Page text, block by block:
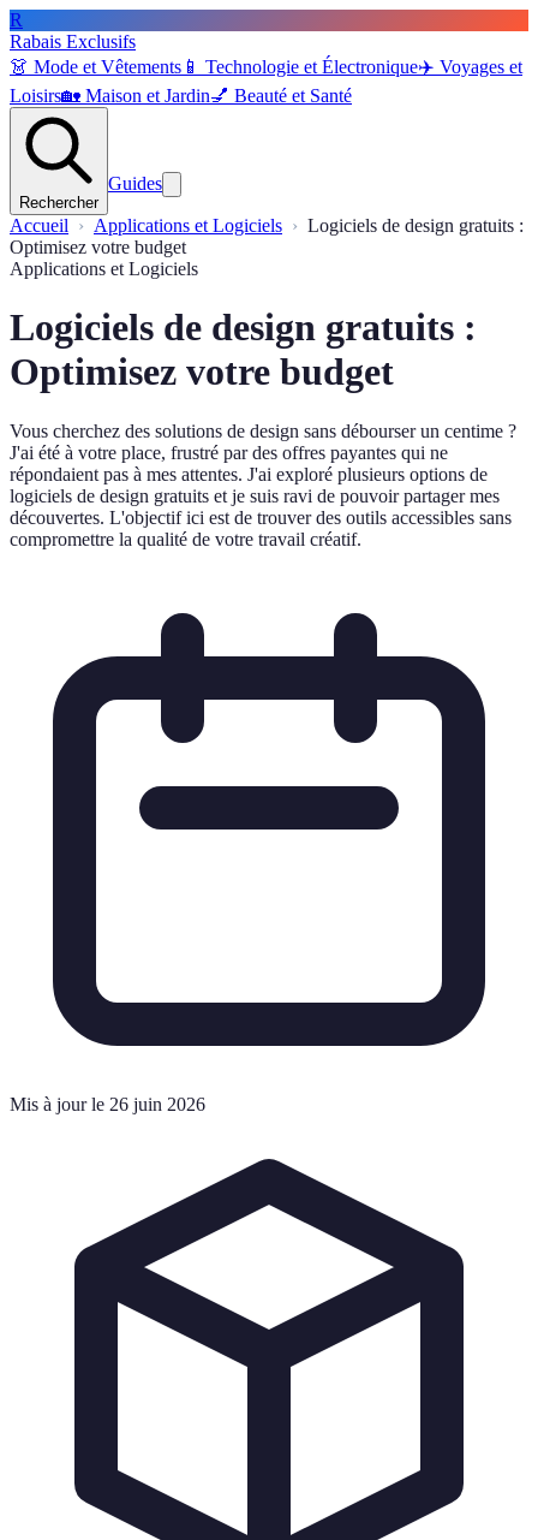
R
Rabais Exclusifs
👗 Mode et Vêtements 📱 Technologie et Électronique✈️ Voyages et
Loisirs🏡 Maison et Jardin💅 Beauté et Santé
Rechercher
Guides
Accueil Applications et Logiciels
Logiciels de design gratuits :
Optimisez votre budget
Applications et Logiciels
Logiciels de design gratuits :
Optimisez votre budget
Vous cherchez des solutions de design sans débourser un centime ?
J'ai été à votre place, frustré par des offres payantes qui ne
répondaient pas à mes attentes. J'ai exploré plusieurs options de
logiciels de design gratuits et je suis ravi de pouvoir partager mes
découvertes. L'objectif ici est de trouver des outils accessibles sans
compromettre la qualité de votre travail créatif.
Mis à jour le 26 juin 2026